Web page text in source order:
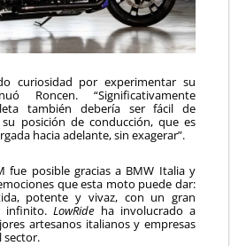
curiosidad por experimentar su
Roncen. “Significativamente
también debería ser fácil de
posición de conducción, que es
hacia adelante, sin exagerar”.
fue posible gracias a BMW Italia y
que esta moto puede dar:
potente y vivaz, con un gran
infinito.LowRide ha involucrado a
artesanos italianos y empresas
sector.